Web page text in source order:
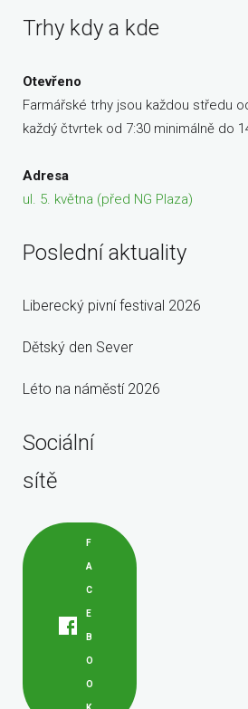
Trhy kdy a kde
Otevřeno
Farmářské trhy jsou každou středu
každý čtvrtek od 7:30 minimálně do
Adresa
ul. 5. května (před NG Plaza)
Poslední aktuality
Liberecký pivní festival 2026
Dětský den Sever
Léto na náměstí 2026
Sociální
sítě
F
A
C
E
B
O
O